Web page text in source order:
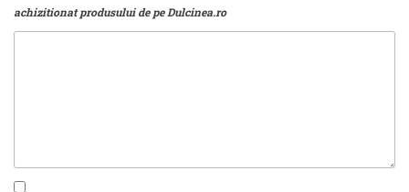
achizitionat produsului de pe Dulcinea.ro